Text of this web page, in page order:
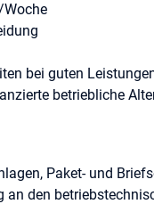
bei guten
betriebliche
Paket- und
den